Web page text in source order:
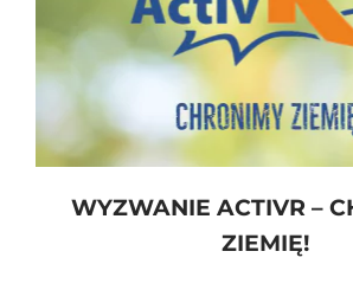
WYZWANIE ACTIVR –
ZIEMIĘ!